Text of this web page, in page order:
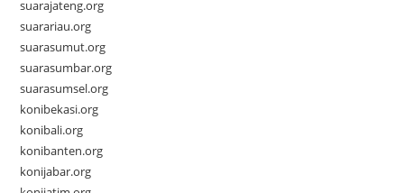
suarajateng.org
suarariau.org
suarasumut.org
suarasumbar.org
suarasumsel.org
konibekasi.org
konibali.org
konibanten.org
konijabar.org